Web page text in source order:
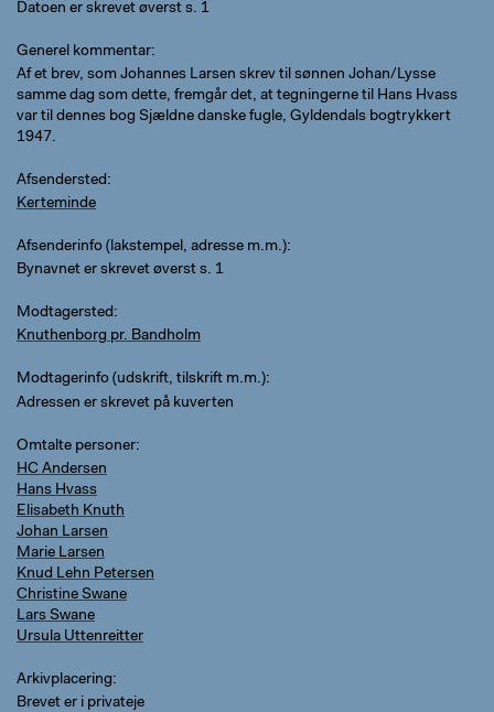
Datoen er skrevet øverst s. 1
Generel kommentar
Af et brev, som Johannes Larsen skrev til sønnen Johan/Lysse
samme dag som dette, fremgår det, at tegningerne til Hans Hvass
var til dennes bog Sjældne danske fugle, Gyldendals bogtrykkert
1947.
Afsendersted
Kerteminde
Afsenderinfo (lakstempel, adresse m.m.)
Bynavnet er skrevet øverst s. 1
Modtagersted
Knuthenborg pr. Bandholm
Modtagerinfo (udskrift, tilskrift m.m.)
Adressen er skrevet på kuverten
Omtalte personer
HC Andersen
Hans Hvass
Elisabeth Knuth
Johan Larsen
Marie Larsen
Knud Lehn Petersen
Christine Swane
Lars Swane
Ursula Uttenreitter
Arkivplacering
Brevet er i privateje